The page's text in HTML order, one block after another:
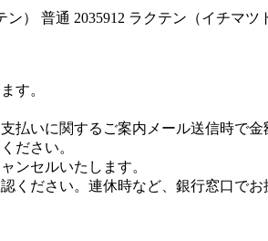
） 普通 2035912 ラクテン（イチマツ
す。
払いに関するご案内メール送信時で金
ださい。
ンセルいたします。
ください。連休時など、銀行窓口で